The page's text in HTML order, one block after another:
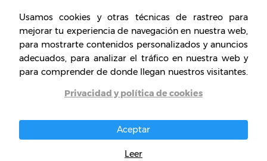
En primer lugar, se debe tener en cuenta el
constante crecimiento tecnológico que ayuda
de buena manera a estimular y mantener la
profesión del escritor vía internet, de manera
completa para el proceso de enseñanza es
vital para el estudiante.
Tratar de contar con buenos profesionales en
Usamos cookies y otras técnicas de rastreo para
mejorar tu experiencia de navegación en nuestra web,
para mostrarte contenidos personalizados y anuncios
adecuados, para analizar el tráfico en nuestra web y
para comprender de donde llegan nuestros visitantes.
Privacidad y política de cookies
Aceptar
Leer